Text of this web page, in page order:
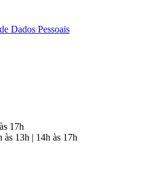
Dados Pessoais
17h
às 13h | 14h às 17h